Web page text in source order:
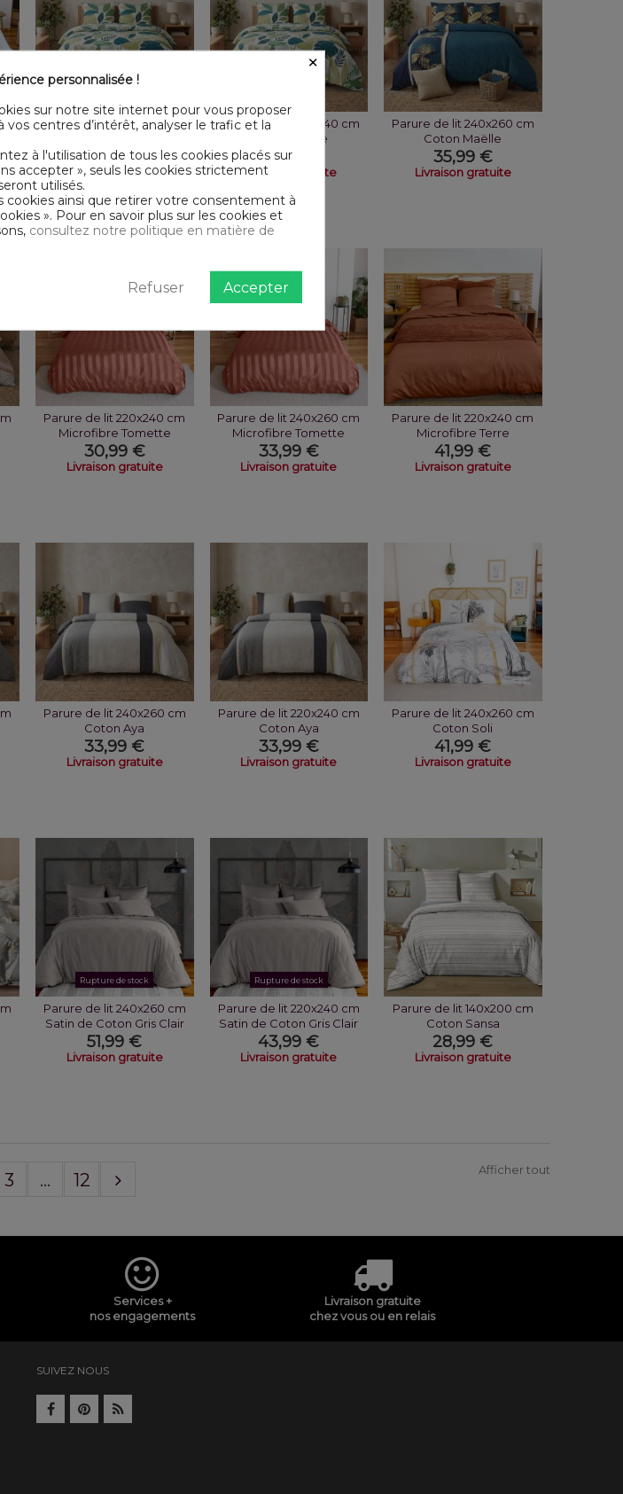
Parure de lit 240x260 cm
35,99 €
Livraison gratuite
Parure de lit 220x240 cm
Coton Léonie
33,99 €
Livraison gratuite
Parure de lit 240x260 cm
Coton Maëlle
35,99 €
Livraison gratuite
Parure de lit 220x240 cm
Microfibre Tomette
30,99 €
Livraison gratuite
Parure de lit 240x260 cm
Microfibre Tomette
33,99 €
Livraison gratuite
Parure de lit 220x240 cm
Microfibre Terre
41,99 €
Livraison gratuite
Parure de lit 240x260 cm
Coton Aya
33,99 €
Livraison gratuite
Parure de lit 220x240 cm
Coton Aya
33,99 €
Livraison gratuite
Parure de lit 240x260 cm
Coton Soli
41,99 €
Livraison gratuite
Rupture de stock
Parure de lit 240x260 cm
Satin de Coton Gris Clair
51,99 €
Livraison gratuite
Rupture de stock
Parure de lit 220x240 cm
Satin de Coton Gris Clair
43,99 €
Livraison gratuite
Parure de lit 140x200 cm
Coton Sansa
28,99 €
Livraison gratuite
Afficher tout
3 ... 12
Services +
nos engagements
Livraison gratuite
chez vous ou en relais
SUIVEZ NOUS
×
personnalisée !
sur notre site internet pour vous proposer
vos centres d’intérêt, analyser le trafic et la
à l'utilisation de tous les cookies placés sur
accepter », seuls les cookies strictement
utilisés.
cookies ainsi que retirer votre consentement à
». Pour en savoir plus sur les cookies et
consultez notre politique en matière de
Accepter
Refuser